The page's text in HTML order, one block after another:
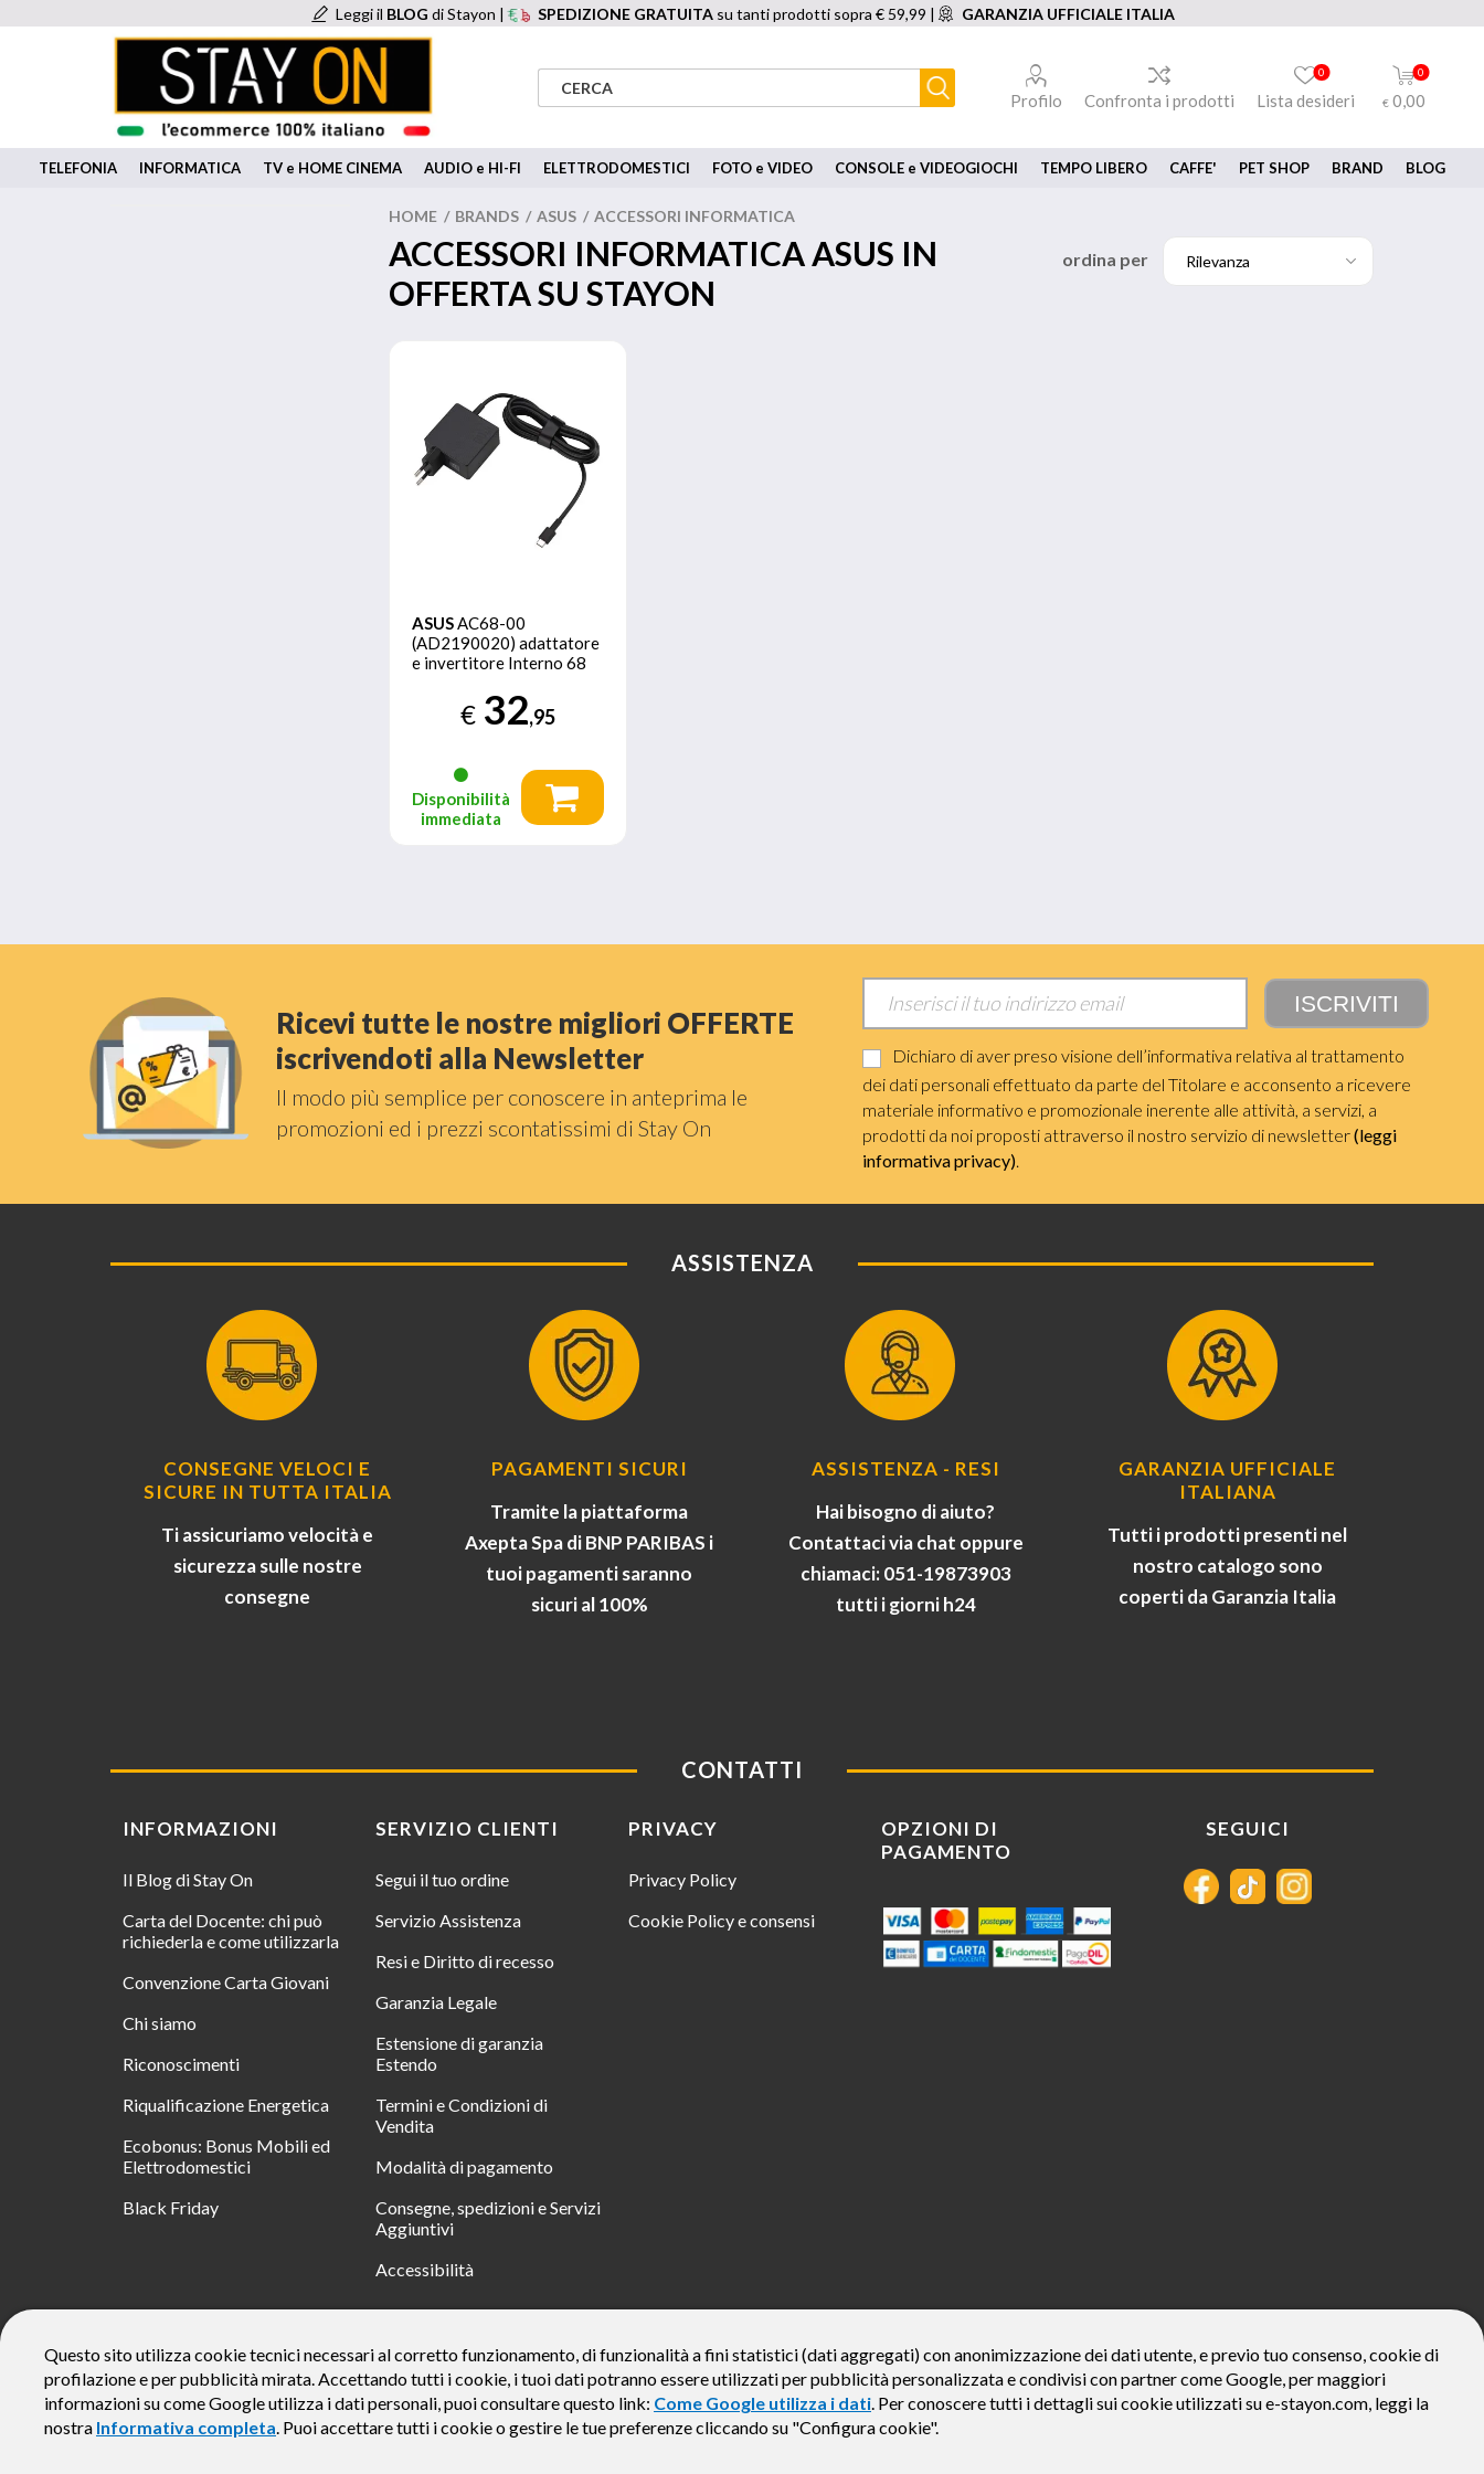
Leggi il BLOG di Stayon | SPEDIZIONE GRATUITA su tanti prodotti sopra € 59,99 | GARANZIA UFFICIALE ITALIA
Profilo Confronta i prodotti Lista desideri
0 0
€ 0,00
TELEFONIA INFORMATICA TV e HOME CINEMA AUDIO e HI-FI ELETTRODOMESTICI FOTO e VIDEO CONSOLE e VIDEOGIOCHI TEMPO LIBERO CAFFE' PET SHOP BRAND BLOG
HOME / BRANDS / ASUS / ACCESSORI INFORMATICA
ACCESSORI INFORMATICA ASUS IN
OFFERTA SU STAYON
ordina per
ASUSAC68-00
(AD2190020) adattatore
e invertitore Interno 68
€ 32,95
Disponibilità
immediata
Ricevi tutte le nostre migliori OFFERTE
iscrivendoti alla Newsletter
Il modo più semplice per conoscere in anteprima le
promozioni ed i prezzi scontatissimi di Stay On
Dichiaro di aver preso visione dell’informativa relativa al trattamento
dei dati personali effettuato da parte del Titolare e acconsento a ricevere
materiale informativo e promozionale inerente alle attività, a servizi, a
prodotti da noi proposti attraverso il nostro servizio di newsletter(leggi
informativa privacy).
ASSISTENZA
CONSEGNE VELOCI E
SICURE IN TUTTA ITALIA
Ti assicuriamo velocità e
sicurezza sulle nostre
consegne
PAGAMENTI SICURI
Tramite la piattaforma
Axepta Spa di BNP PARIBAS i
tuoi pagamenti saranno
sicuri al 100%
ASSISTENZA - RESI
Hai bisogno di aiuto?
Contattaci via chat oppure
chiamaci: 051-19873903
tutti i giorni h24
GARANZIA UFFICIALE
ITALIANA
Tutti i prodotti presenti nel
nostro catalogo sono
coperti da Garanzia Italia
CONTATTI
INFORMAZIONI
Il Blog di Stay On
Carta del Docente: chi può
richiederla e come utilizzarla
Convenzione Carta Giovani
Chi siamo
Riconoscimenti
Riqualificazione Energetica
Ecobonus: Bonus Mobili ed
Elettrodomestici
Black Friday
SERVIZIO CLIENTI
Segui il tuo ordine
Servizio Assistenza
Resi e Diritto di recesso
Garanzia Legale
Estensione di garanzia
Estendo
Termini e Condizioni di
Vendita
Modalità di pagamento
Consegne, spedizioni e Servizi
Aggiuntivi
Accessibilità
PRIVACY
Privacy Policy
Cookie Policy e consensi
OPZIONI DI
PAGAMENTO
SEGUICI
Messaggio pubblicitario con finalità promozionale. Offerta di credito finalizzato valida dal 07/07/2026 al 15/01/2027 come da esempio rappresentativo: Prezzo del bene € 800, Tan fisso 12,24% Taeg 12,95%, in 23
rate da € 40 costi accessori dell’offerta azzerati. Importo totale del credito € 800. Importo totale dovuto dal Consumatore € 920. Decorrenza media della prima rata a 90 giorni. Al fine di gestire le tue spese in modo
responsabile e di conoscere eventuali altre offerte disponibili, Findomestic ti ricorda, prima di sottoscrivere il contratto, di prendere visione di tutte le condizioni economiche e contrattuali, facendo riferimento
Questo sito utilizza cookie tecnici necessari al corretto funzionamento, di funzionalità a fini statistici (dati aggregati) con anonimizzazione dei dati utente, e previo tuo consenso, cookie di
profilazione e per pubblicità mirata. Accettando tutti i cookie, i tuoi dati potranno essere utilizzati per pubblicità personalizzata e condivisi con partner come Google, per maggiori
informazioni su come Google utilizza i dati personali, puoi consultare questo link: Come Google utilizza i dati. Per conoscere tutti i dettagli sui cookie utilizzati su e-stayon.com, leggi la
nostra Informativa completa. Puoi accettare tutti i cookie o gestire le tue preferenze cliccando su "Configura cookie".